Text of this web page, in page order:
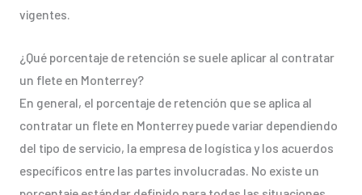
vigentes.
¿Qué porcentaje de retención se suele aplicar al contratar
un flete en Monterrey?
En general, el porcentaje de retención que se aplica al
contratar un flete en Monterrey puede variar dependiendo
del tipo de servicio, la empresa de logística y los acuerdos
específicos entre las partes involucradas. No existe un